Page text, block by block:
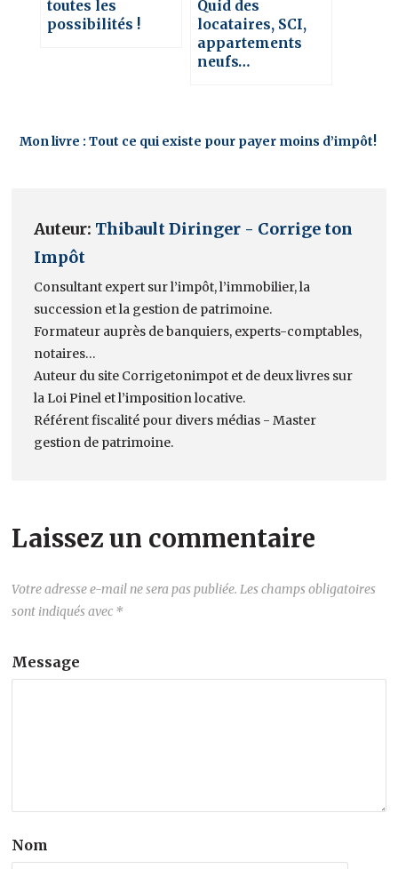
toutes les
possibilités !
Quid des
locataires, SCI,
appartements
neufs…
Mon livre : Tout ce qui existe pour payer moins d’impôt!
Auteur: Thibault Diringer - Corrige ton
Impôt
Consultant expert sur l’impôt, l’immobilier, la
succession et la gestion de patrimoine.
Formateur auprès de banquiers, experts-comptables,
notaires…
Auteur du site Corrigetonimpot et de deux livres sur
la Loi Pinel et l’imposition locative.
Référent fiscalité pour divers médias - Master
gestion de patrimoine.
Laissez un commentaire
Votre adresse e-mail ne sera pas publiée. Les champs obligatoires
sont indiqués avec *
Message
Nom